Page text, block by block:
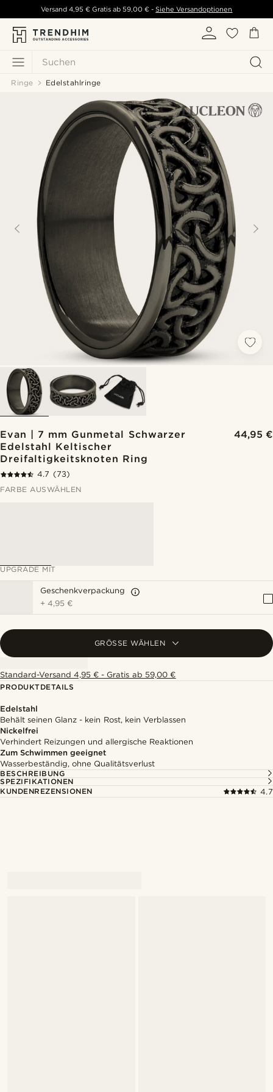
Suchen
Versand 4,95 € Gratis ab 59,00 € - Siehe Versandoptionen
Ringe Edelstahlringe
Evan | 7 mm Gunmetal Schwarzer
Edelstahl Keltischer
Dreifaltigkeitsknoten Ring
44,95 €
4.7 (73)
FARBE AUSWÄHLEN
UPGRADE MIT
Geschenkverpackung
+4,95 €
GRÖSSE WÄHLEN
Standard-Versand 4,95 € - Gratis ab 59,00 €
PRODUKTDETAILS
Edelstahl
Behält seinen Glanz - kein Rost, kein Verblassen
Nickelfrei
Verhindert Reizungen und allergische Reaktionen
Zum Schwimmen geeignet
Wasserbeständig, ohne Qualitätsverlust
BESCHREIBUNG
SPEZIFIKATIONEN
KUNDENREZENSIONEN
4.7